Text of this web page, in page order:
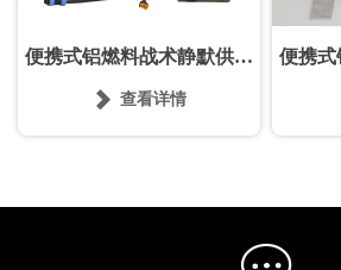
便携式铝燃料战术静默供电
 查看详情
便携式